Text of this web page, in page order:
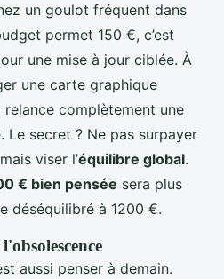
un goulot fréquent dans
permet 150 €, c’est
une mise à jour ciblée. À
une carte graphique
relance complètement une
Le secret ? Ne pas surpayer
viser l’équilibre global.
€ bien pensée sera plus
déséquilibré à 1200 €.
aussi penser à demain.